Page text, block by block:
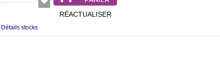
RÉACTUALISER
Détails stocks